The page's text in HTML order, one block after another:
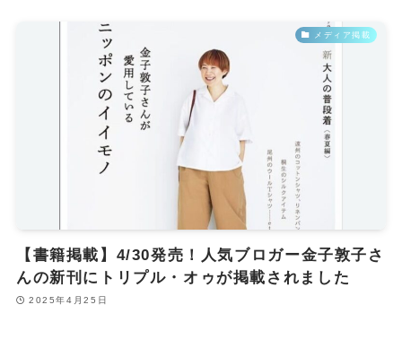
メディア掲載
【書籍掲載】4/30発売！人気ブロガー金子敦子さ
んの新刊にトリプル・オゥが掲載されました
2025年4月25日